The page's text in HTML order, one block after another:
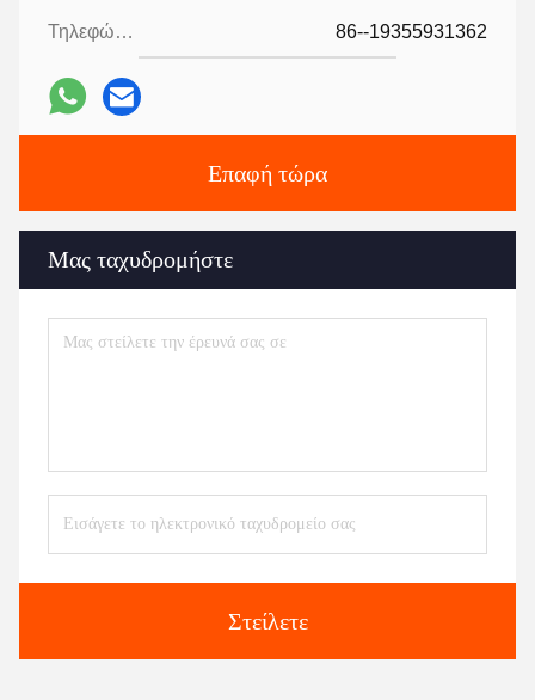
Τηλεφώνημα: 86--19355931362
Επαφή τώρα
Μας ταχυδρομήστε
Στείλετε